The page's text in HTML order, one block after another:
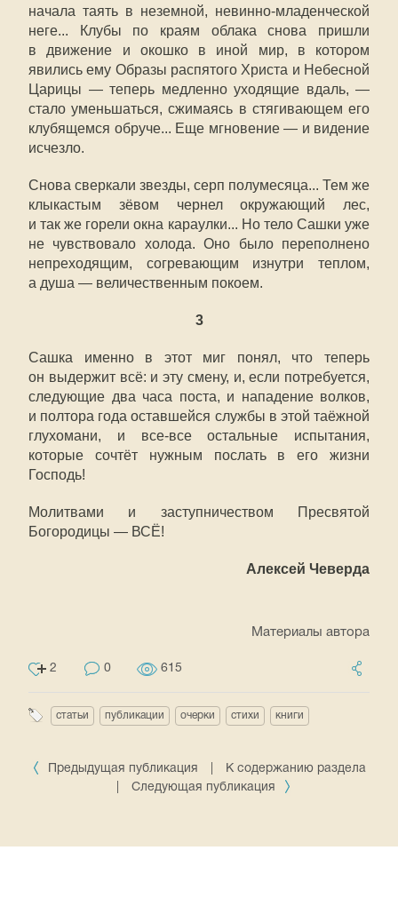
начала таять в неземной, невинно-младенческой
неге... Клубы по краям облака снова пришли
в движение и окошко в иной мир, в котором
явились ему Образы распятого Христа и Небесной
Царицы — теперь медленно уходящие вдаль, —
стало уменьшаться, сжимаясь в стягивающем его
клубящемся обруче... Еще мгновение — и видение
исчезло.
Снова сверкали звезды, серп полумесяца... Тем же
клыкастым зёвом чернел окружающий лес,
и так же горели окна караулки... Но тело Сашки уже
не чувствовало холода. Оно было переполнено
непреходящим, согревающим изнутри теплом,
а душа — величественным покоем.
3
Сашка именно в этот миг понял, что теперь
он выдержит всё: и эту смену, и, если потребуется,
следующие два часа поста, и нападение волков,
и полтора года оставшейся службы в этой таёжной
глухомани, и все-все остальные испытания,
которые сочтёт нужным послать в его жизни
Господь!
Молитвами и заступничеством Пресвятой
Богородицы — ВСЁ!
Алексей Чеверда
Материалы автора
2 0 615
статьи публикации очерки стихи книги
Предыдущая публикация
К содержанию раздела
Следующая публикация